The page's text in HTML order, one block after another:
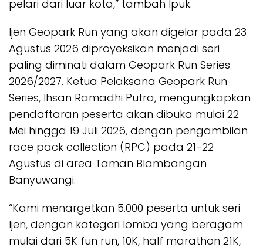
pelari dari luar kota,” tambah Ipuk.
Ijen Geopark Run yang akan digelar pada 23
Agustus 2026 diproyeksikan menjadi seri
paling diminati dalam Geopark Run Series
2026/2027. Ketua Pelaksana Geopark Run
Series, Ihsan Ramadhi Putra, mengungkapkan
pendaftaran peserta akan dibuka mulai 22
Mei hingga 19 Juli 2026, dengan pengambilan
race pack collection (RPC) pada 21-22
Agustus di area Taman Blambangan
Banyuwangi.
“Kami menargetkan 5.000 peserta untuk seri
Ijen, dengan kategori lomba yang beragam
mulai dari 5K fun run, 10K, half marathon 21K,